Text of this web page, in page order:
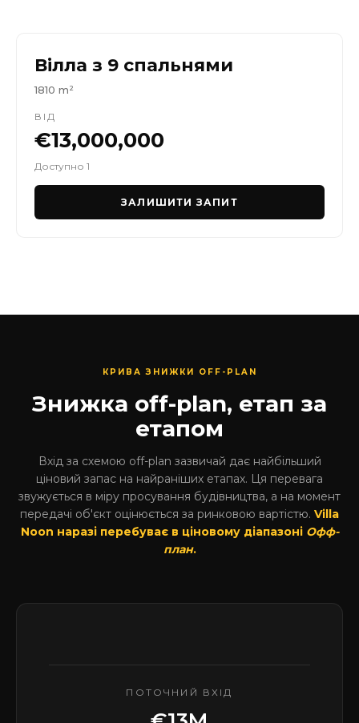
Вілла з 9 спальнями
1810 m²
ВІД
€13,000,000
Доступно 1
ЗАЛИШИТИ ЗАПИТ
КРИВА ЗНИЖКИ OFF-PLAN
Знижка off-plan, етап за
етапом
Вхід за схемою off-plan зазвичай дає найбільший
ціновий запас на найраніших етапах. Ця перевага
звужується в міру просування будівництва, а на момент
передачі об'єкт оцінюється за ринковою вартістю. Villa
Noon наразі перебуває в ціновому діапазоні Офф-
план.
ПОТОЧНИЙ ВХІД